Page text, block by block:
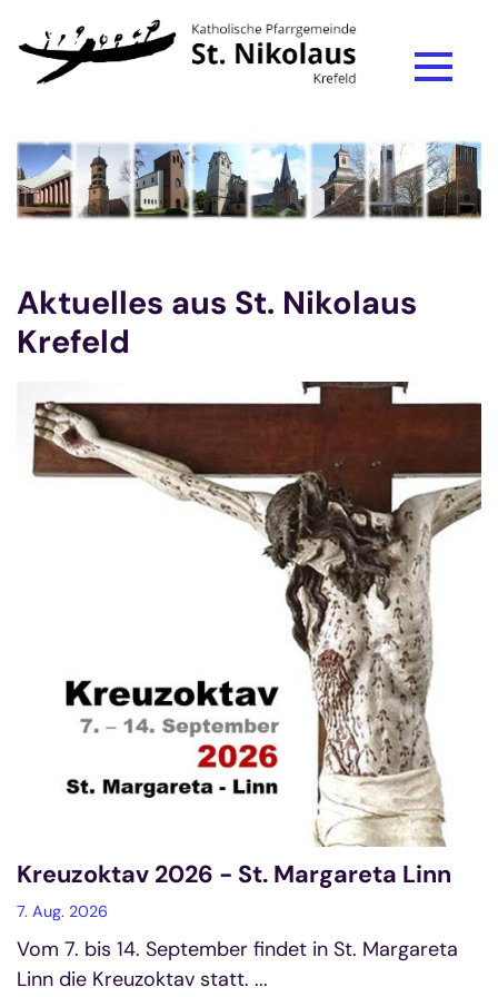
Zum Inhalt springen
Aktuelles aus St. Nikolaus
Krefeld
Kreuzoktav 2026 - St. Margareta Linn
7. Aug. 2026
Vom 7. bis 14. September findet in St. Margareta
Linn die Kreuzoktav statt. ...